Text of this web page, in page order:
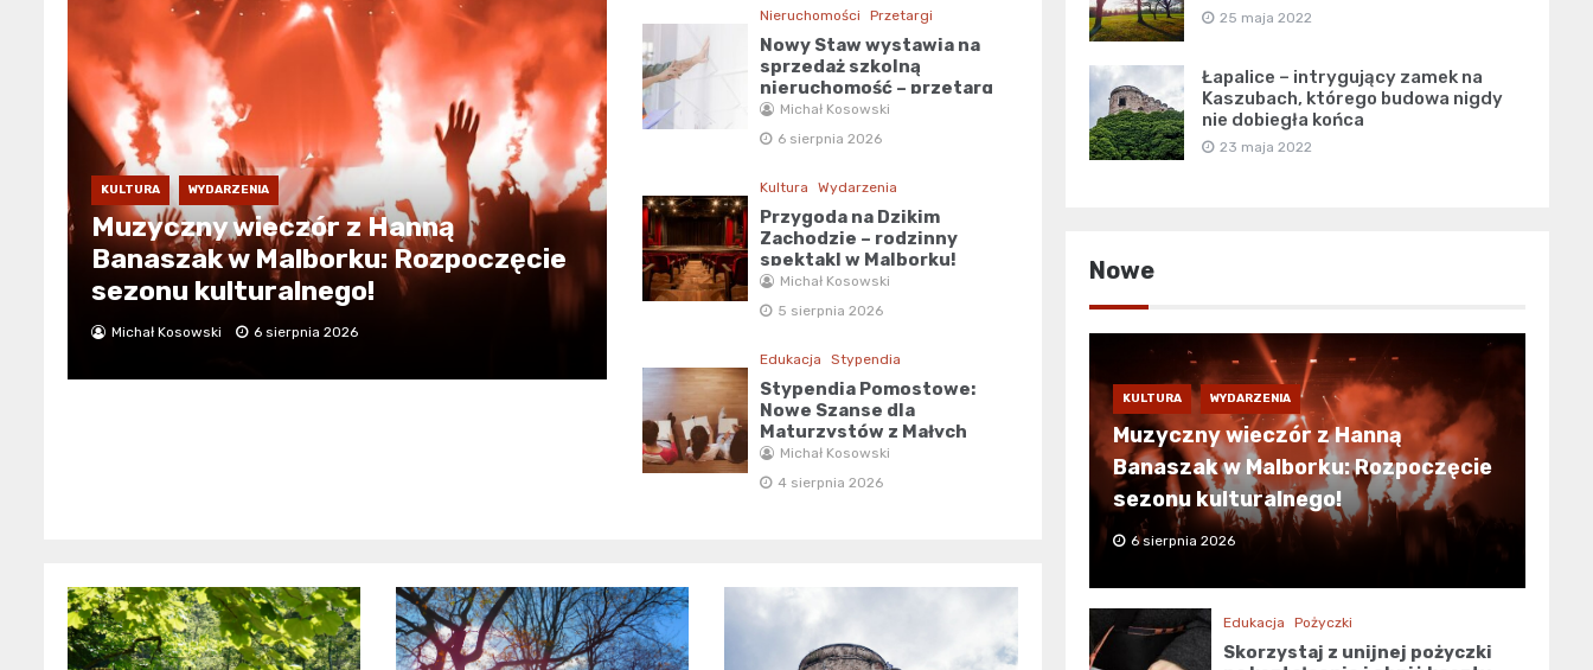
KULTURA WYDARZENIA
Muzyczny wieczór z Hanną
Banaszak w Malborku: Rozpoczęcie
sezonu kulturalnego!
Michał Kosowski 6 sierpnia 2026
Nieruchomości Przetargi
Nowy Staw wystawia na
sprzedaż szkolną
nieruchomość – przetarg
tuż za rogiem!
Michał Kosowski
6 sierpnia 2026
Kultura Wydarzenia
Przygoda na Dzikim
Zachodzie – rodzinny
spektakl w Malborku!
Michał Kosowski
5 sierpnia 2026
Edukacja Stypendia
Stypendia Pomostowe:
Nowe Szanse dla
Maturzystów z Małych
Miejscowości!
Michał Kosowski
4 sierpnia 2026
25 maja 2022
Łapalice – intrygujący zamek na
Kaszubach, którego budowa nigdy
nie dobiegła końca
23 maja 2022
Nowe
KULTURA WYDARZENIA
Muzyczny wieczór z Hanną
Banaszak w Malborku: Rozpoczęcie
sezonu kulturalnego!
6 sierpnia 2026
Edukacja Pożyczki
Skorzystaj z unijnej pożyczki